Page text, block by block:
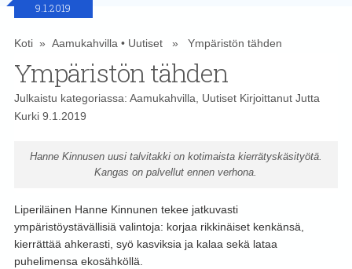
9.1.2019
Koti» Aamukahvilla• Uutiset» Ympäristön tähden
Ympäristön tähden
Julkaistu kategoriassa: Aamukahvilla, UutisetKirjoittanut Jutta
Kurki9.1.2019
Hanne Kinnusen uusi talvitakki on kotimaista kierrätyskäsityötä.
Kangas on palvellut ennen verhona.
Liperiläinen Hanne Kinnunen tekee jatkuvasti
ympäristöystävällisiä valintoja: korjaa rikkinäiset kenkänsä,
kierrättää ahkerasti, syö kasviksia ja kalaa sekä lataa
puhelimensa ekosähköllä.